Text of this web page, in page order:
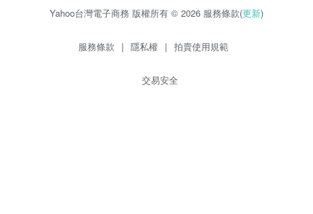
Yahoo台灣電子商務 版權所有 © 2026 服務條款(更新)
服務條款 | 隱私權 | 拍賣使用規範
交易安全